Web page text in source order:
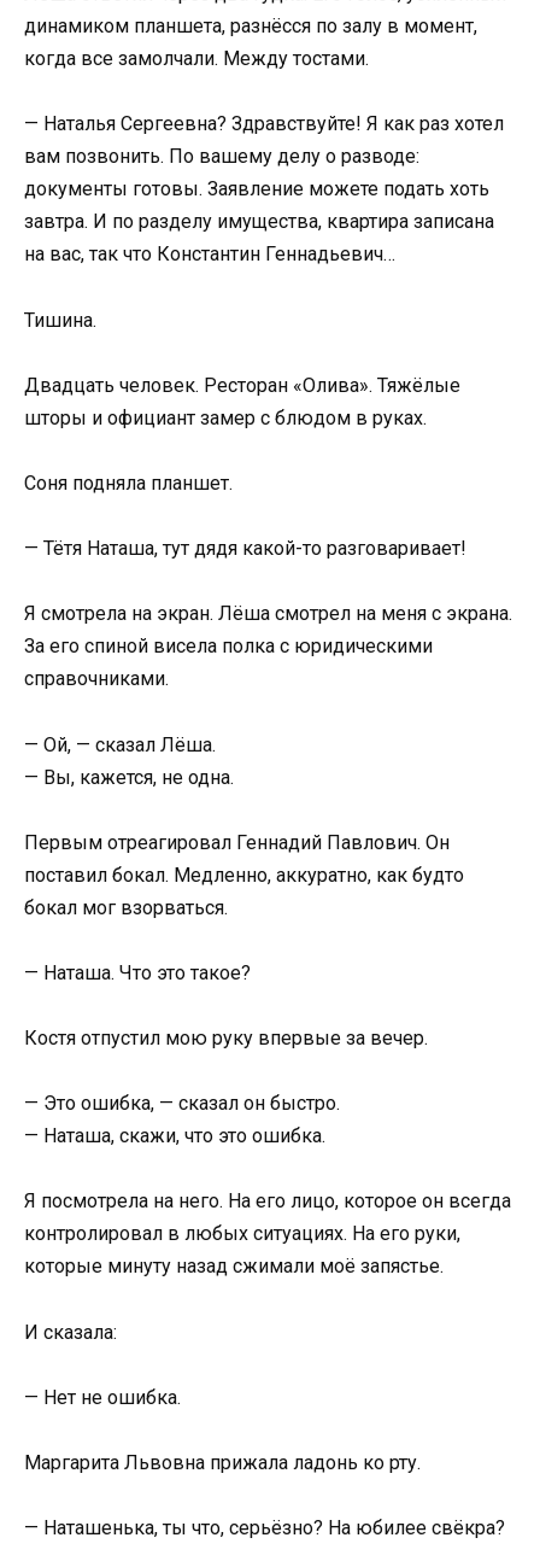
динамиком планшета, разнёсся по залу в момент,
когда все замолчали. Между тостами.
— Наталья Сергеевна? Здравствуйте! Я как раз хотел
вам позвонить. По вашему делу о разводе:
документы готовы. Заявление можете подать хоть
завтра. И по разделу имущества, квартира записана
на вас, так что Константин Геннадьевич…
Тишина.
Двадцать человек. Ресторан «Олива». Тяжёлые
шторы и официант замер с блюдом в руках.
Соня подняла планшет.
— Тётя Наташа, тут дядя какой-то разговаривает!
Я смотрела на экран. Лёша смотрел на меня с экрана.
За его спиной висела полка с юридическими
справочниками.
— Ой, — сказал Лёша.
— Вы, кажется, не одна.
Первым отреагировал Геннадий Павлович. Он
поставил бокал. Медленно, аккуратно, как будто
бокал мог взорваться.
— Наташа. Что это такое?
Костя отпустил мою руку впервые за вечер.
— Это ошибка, — сказал он быстро.
— Наташа, скажи, что это ошибка.
Я посмотрела на него. На его лицо, которое он всегда
контролировал в любых ситуациях. На его руки,
которые минуту назад сжимали моё запястье.
И сказала:
— Нет не ошибка.
Маргарита Львовна прижала ладонь ко рту.
— Наташенька, ты что, серьёзно? На юбилее свёкра?